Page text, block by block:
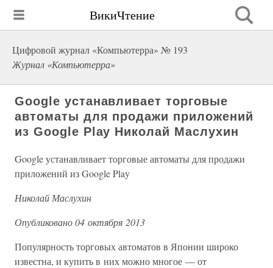
ВикиЧтение
Цифровой журнал «Компьютерра» № 193
Журнал «Компьютерра»
Google устанавливает торговые
автоматы для продажи приложений
из Google Play Николай Маслухин
Google устанавливает торговые автоматы для продажи
приложений из Google Play
Николай Маслухин
Опубликовано 04 октября 2013
Популярность торговых автоматов в Японии широко
известна, и купить в них можно многое — от